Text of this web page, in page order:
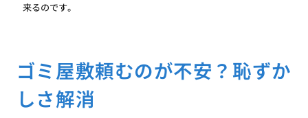
来るのです。
ゴミ屋敷頼むのが不安？恥ずか
しさ解消